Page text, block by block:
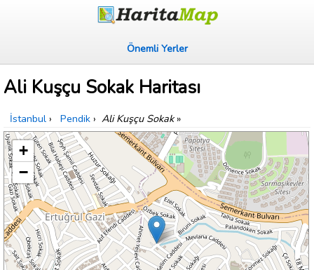
Önemli Yerler
Ali Kuşçu Sokak Haritası
İstanbul › Pendik › Ali Kuşçu Sokak»
+
−